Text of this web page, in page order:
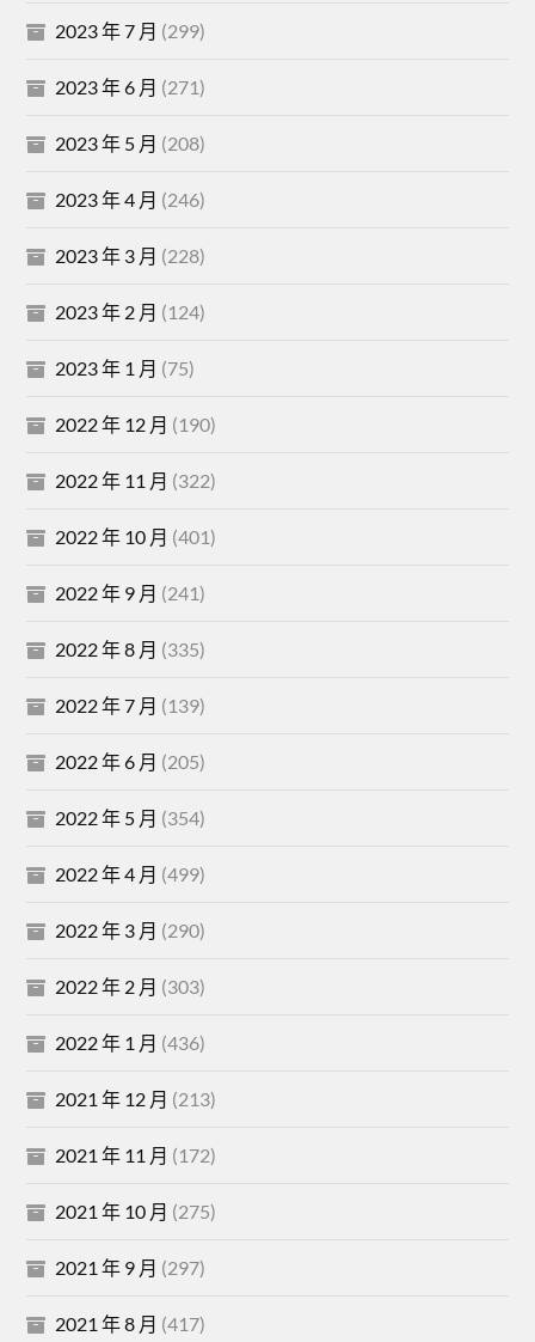
2023 年 7 月 (299)
2023 年 6 月 (271)
2023 年 5 月 (208)
2023 年 4 月 (246)
2023 年 3 月 (228)
2023 年 2 月 (124)
2023 年 1 月 (75)
2022 年 12 月 (190)
2022 年 11 月 (322)
2022 年 10 月 (401)
2022 年 9 月 (241)
2022 年 8 月 (335)
2022 年 7 月 (139)
2022 年 6 月 (205)
2022 年 5 月 (354)
2022 年 4 月 (499)
2022 年 3 月 (290)
2022 年 2 月 (303)
2022 年 1 月 (436)
2021 年 12 月 (213)
2021 年 11 月 (172)
2021 年 10 月 (275)
2021 年 9 月 (297)
2021 年 8 月 (417)